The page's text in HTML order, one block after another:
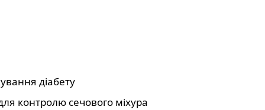
діабету
контролю сечового міхура